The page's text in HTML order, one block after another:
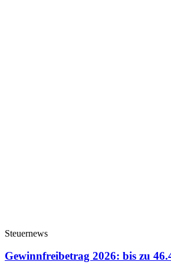
Steuernews
Gewinnfreibetrag 2026: bis zu